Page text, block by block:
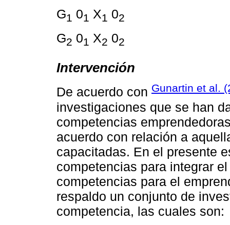
G1 01 X1 02
G2 01 X2 02
Intervención
De acuerdo con Gunartin et al.
investigaciones que se han
competencias
acuerdo con relación a
capacitadas. En el presente
competencias para integrar
competencias para el
respaldo un conjunto de
competencia, las cuales son: